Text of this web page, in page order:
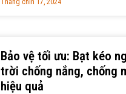
Tháng chín 17, 2024
Bảo vệ tối ưu: Bạt kéo
trời chống nắng, chống
hiệu quả